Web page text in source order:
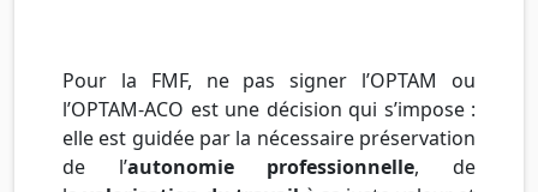
Pour la FMF, ne pas signer l’OPTAM ou
l’OPTAM-ACO est une décision qui s’impose :
elle est guidée par la nécessaire préservation
de l’autonomie professionnelle, de